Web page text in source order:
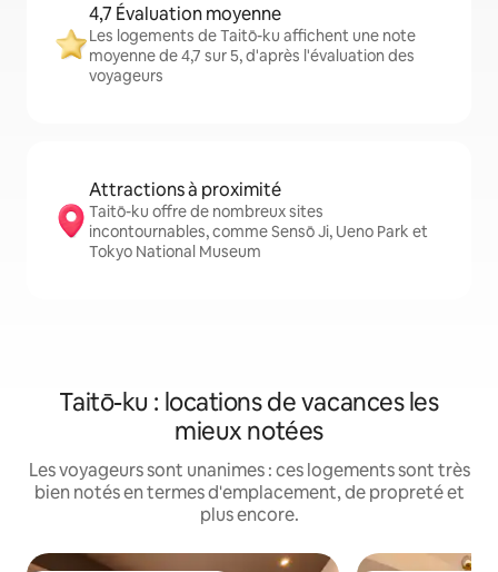
4,7 Évaluation moyenne
Les logements de Taitō-ku affichent une note
moyenne de 4,7 sur 5, d'après l'évaluation des
voyageurs
Attractions à proximité
Taitō-ku offre de nombreux sites
incontournables, comme Sensō Ji, Ueno Park et
Tokyo National Museum
Taitō-ku : locations de vacances les
mieux notées
Les voyageurs sont unanimes : ces logements sont très
bien notés en termes d'emplacement, de propreté et
plus encore.